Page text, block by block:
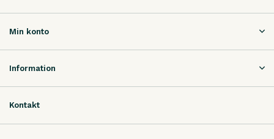
Min konto
Information
Kontakt